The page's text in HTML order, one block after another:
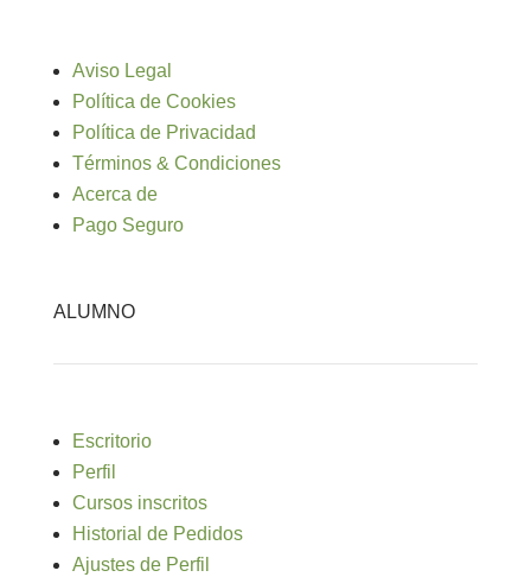
Aviso Legal
Política de Cookies
Política de Privacidad
Términos & Condiciones
Acerca de
Pago Seguro
ALUMNO
Escritorio
Perfil
Cursos inscritos
Historial de Pedidos
Ajustes de Perfil